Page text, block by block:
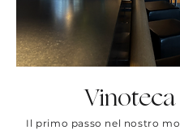
Vinoteca
Il primo passo nel nostro